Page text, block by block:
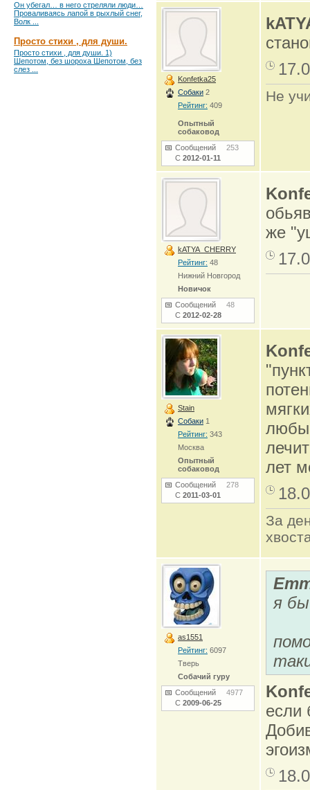
Он убегал… в него стреляли люди…
Проваливаясь лапой в рыхлый снег,
Волк ...
Просто стихи , для души.
Просто стихи , для души. 1)
Шепотом, без шороха Шепотом, без
слез ...
Konfetka25
Собаки 2
Рейтинг: 409
Опытный
собаковод
Сообщений 253
С 2012-01-11
Не
kATYA_CHERRY
Рейтинг: 48
Нижний Новгород
Новичок
Сообщений 48
С 2012-02-28
же
Stain
Собаки 1
Рейтинг: 343
Москва
Опытный
собаковод
Сообщений 278
С 2011-03-01
лет
За
as1551
Рейтинг: 6097
Тверь
Собачий гуру
Сообщений 4977
С 2009-06-25
я
если